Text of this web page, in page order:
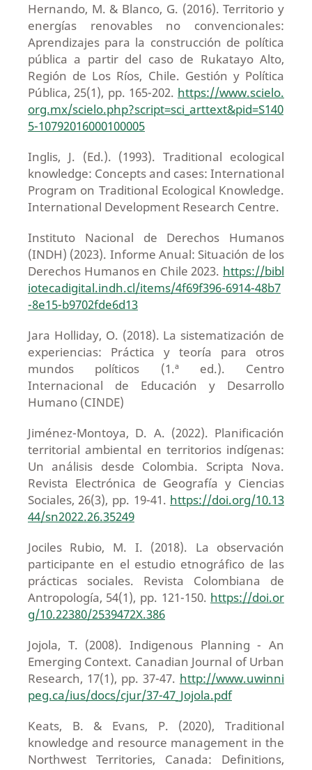
Hernando, M. & Blanco, G. (2016). Territorio y
energías renovables no convencionales:
Aprendizajes para la construcción de política
pública a partir del caso de Rukatayo Alto,
Región de Los Ríos, Chile. Gestión y Política
Pública, 25(1), pp. 165-202. https://www.scielo.
org.mx/scielo.php?script=sci_arttext&pid=S140
5-10792016000100005
Inglis, J. (Ed.). (1993). Traditional ecological
knowledge: Concepts and cases: International
Program on Traditional Ecological Knowledge.
International Development Research Centre.
Instituto Nacional de Derechos Humanos
(INDH) (2023). Informe Anual: Situación de los
Derechos Humanos en Chile 2023. https://bibl
iotecadigital.indh.cl/items/4f69f396-6914-48b7
-8e15-b9702fde6d13
Jara Holliday, O. (2018). La sistematización de
experiencias: Práctica y teoría para otros
mundos políticos (1.ª ed.). Centro
Internacional de Educación y Desarrollo
Humano (CINDE)
Jiménez-Montoya, D. A. (2022). Planificación
territorial ambiental en territorios indígenas:
Un análisis desde Colombia. Scripta Nova.
Revista Electrónica de Geografía y Ciencias
Sociales, 26(3), pp. 19-41. https://doi.org/10.13
44/sn2022.26.35249
Jociles Rubio, M. I. (2018). La observación
participante en el estudio etnográfico de las
prácticas sociales. Revista Colombiana de
Antropología, 54(1), pp. 121-150. https://doi.or
g/10.22380/2539472X.386
Jojola, T. (2008). Indigenous Planning - An
Emerging Context. Canadian Journal of Urban
Research, 17(1), pp. 37-47. http://www.uwinni
peg.ca/ius/docs/cjur/37-47_Jojola.pdf
Keats, B. & Evans, P. (2020), Traditional
knowledge and resource management in the
Northwest Territories, Canada: Definitions,